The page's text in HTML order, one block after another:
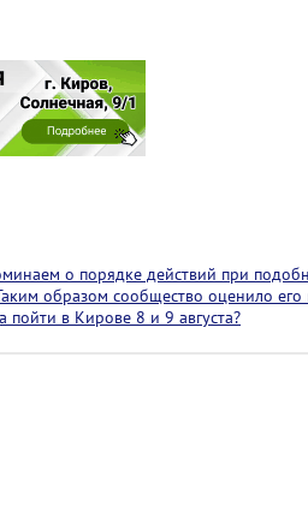
о порядке действий при
образом сообщество оценило
пойти в Кирове 8 и 9 августа?